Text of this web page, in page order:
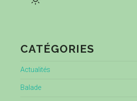
CATÉGORIES
Actualités
Balade